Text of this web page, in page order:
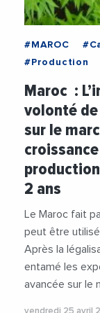
#MAROC
#Production
Maroc :
volonté
sur le
2 ans
Le Maroc fait
peut être
Après la
entamé les
avancée sur le
vendredi 25 avril